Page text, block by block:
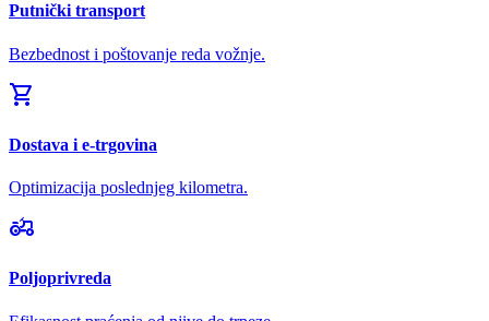
Putnički transport
Bezbednost i poštovanje reda vožnje.
shopping_cart
Dostava i e-trgovina
Optimizacija poslednjeg kilometra.
agriculture
Poljoprivreda